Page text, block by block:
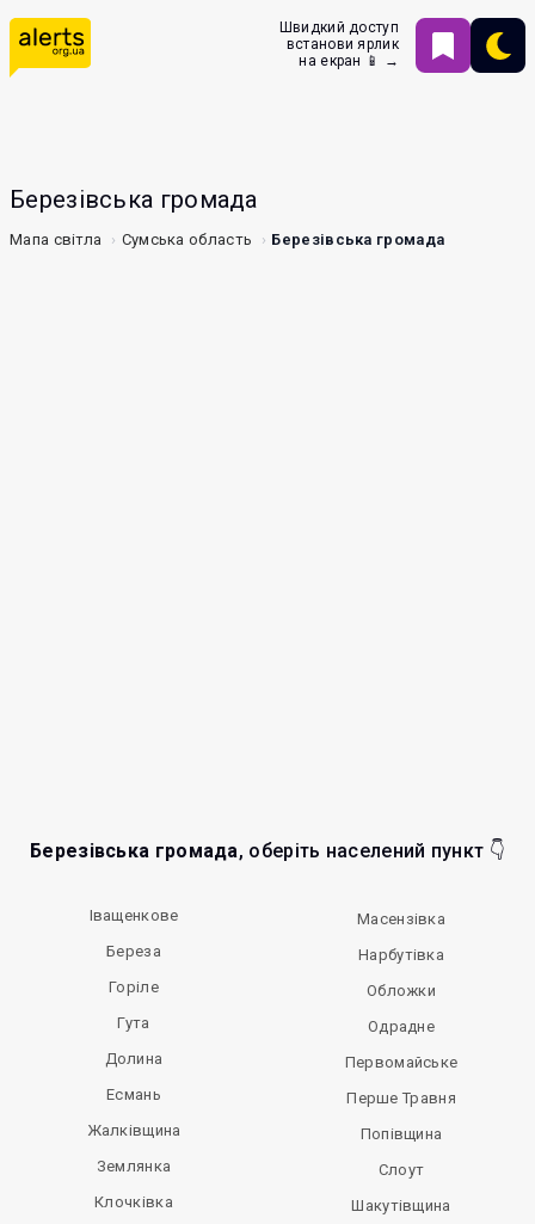
Швидкий доступ
встанови ярлик
на екран 📱 →
Березівська громада
Мапа світла Сумська область Березівська громада
Березівська громада, оберіть населений пункт 👇
Іващенкове
Береза
Горіле
Гута
Долина
Есмань
Жалківщина
Землянка
Клочківка
Масензівка
Нарбутівка
Обложки
Одрадне
Первомайське
Перше Травня
Попівщина
Слоут
Шакутівщина